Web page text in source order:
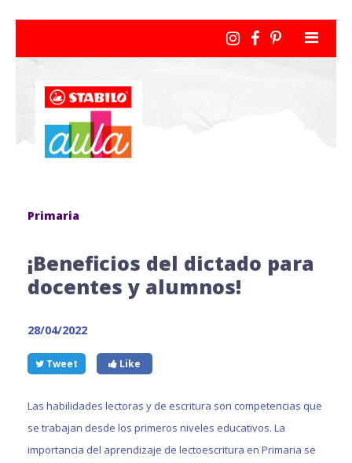
Primaria
¡Beneficios del dictado para
docentes y alumnos!
28/04/2022
Tweet Like
Las habilidades lectoras y de escritura son competencias que
se trabajan desde los primeros niveles educativos. La
importancia del aprendizaje de lectoescritura en Primaria se